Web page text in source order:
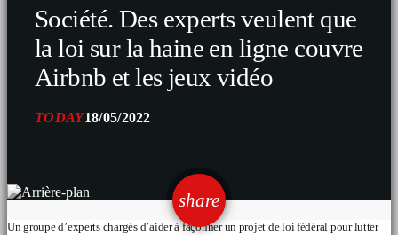
Société. Des experts veulent que
la loi sur la haine en ligne couvre
Airbnb et les jeux vidéo
TODAY18/05/2022
share
email
Un groupe d’experts chargés d’aider à façonner un projet de loi fédéral pour lutter